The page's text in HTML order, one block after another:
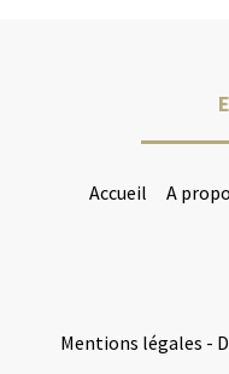
Accueil A
Mentions légales -